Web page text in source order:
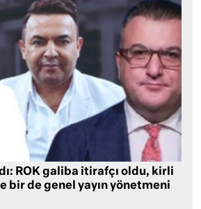
ROK galiba itirafçı oldu, kirli
bir de genel yayın yönetmeni